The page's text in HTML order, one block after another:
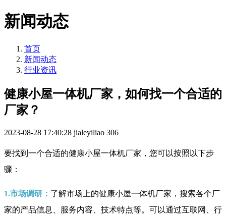
新闻动态
首页
新闻动态
行业资讯
健康小屋一体机厂家，如何找一个合适的
厂家？
2023-08-28 17:40:28 jialeyiliao 306
要找到一个合适的健康小屋一体机厂家，您可以按照以下步
骤：
1.市场调研： 了解市场上的健康小屋一体机厂家，搜索各个厂
家的产品信息、服务内容、技术特点等。可以通过互联网、行